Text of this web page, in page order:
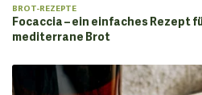
BROT-REZEPTE
Focaccia – ein einfaches Rezept
mediterrane Brot